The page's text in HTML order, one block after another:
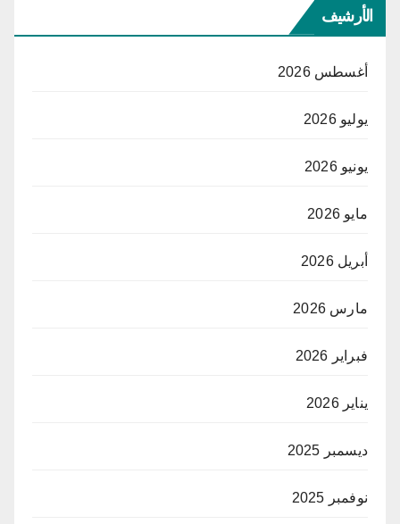
الأرشيف
أغسطس 2026
يوليو 2026
يونيو 2026
مايو 2026
أبريل 2026
مارس 2026
فبراير 2026
يناير 2026
ديسمبر 2025
نوفمبر 2025